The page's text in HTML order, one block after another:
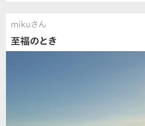
mikuさん
至福のとき